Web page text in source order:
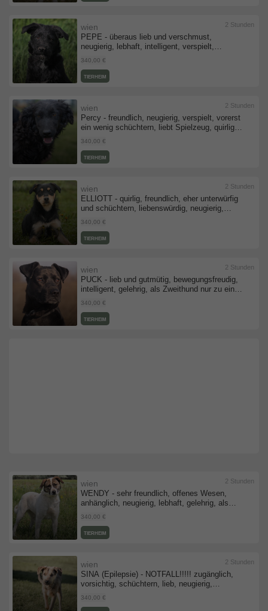
PEPE - überaus lieb und verschmust,
neugierig, lebhaft, intelligent, verspielt,
Mischling (Video-Link vorhanden) - Rüde
wien
340,00 €
2 Stunden
TIERHEIM
Percy - freundlich, neugierig, verspielt, vorerst
ein wenig schüchtern, liebt Spielzeug, quirlig,
liebenswürdig, Mischling (Video-Link
vorhanden) - Rüde
wien
340,00 €
2 Stunden
TIERHEIM
ELLIOTT - quirlig, freundlich, eher unterwürfig
und schüchtern, liebenswürdig, neugierig,
gutmütig, sanft, Mischling (Video-Link
vorhanden) - Rüde
wien
340,00 €
2 Stunden
TIERHEIM
PUCK - lieb und gutmütig, bewegungsfreudig,
intelligent, gelehrig, als Zweithund nur zu einer
Hündin, Mischling (Video-Link vorhanden) -
Rüde
wien
340,00 €
2 Stunden
TIERHEIM
WENDY - sehr freundlich, offenes Wesen,
anhänglich, neugierig, lebhaft, gelehrig, als
Zweithund zu einem Rüden, Mischling (Video-
Link vorhanden) - Hündin
wien
340,00 €
2 Stunden
TIERHEIM
SINA (Epilepsie) - NOTFALL!!!!! zugänglich,
vorsichtig, schüchtern, lieb, neugierig,
Mischling (Video-Link vorhanden) - Hündin
wien
340,00 €
2 Stunden